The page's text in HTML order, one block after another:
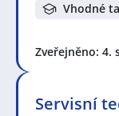
Vhodné
Zveřejněno: 4.
Servisní